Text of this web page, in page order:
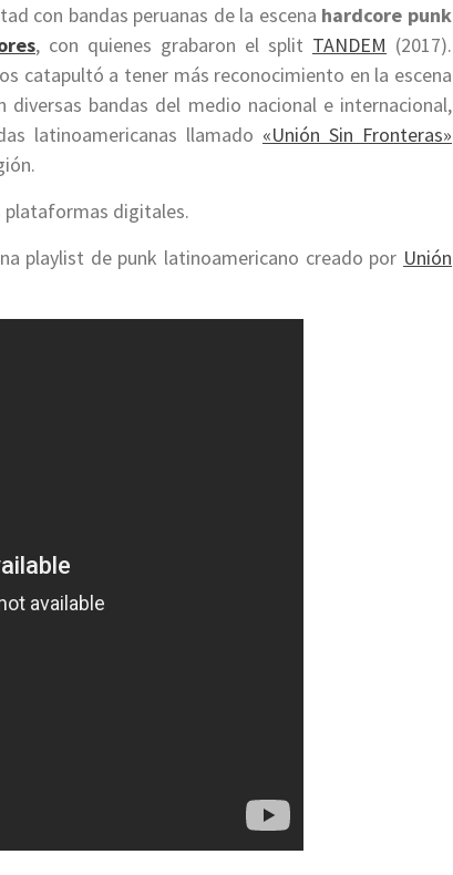
con bandas peruanas de la escena hardcore punk
, con quienes grabaron el split TANDEM (2017).
catapultó a tener más reconocimiento en la escena
bandas del medio nacional e internacional,
latinoamericanas llamado «Unión Sin Fronteras»
plataformas digitales.
playlist de punk latinoamericano creado por Unión